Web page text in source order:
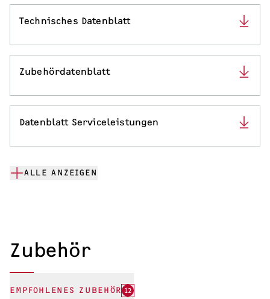
Technisches Datenblatt
Zubehördatenblatt
Datenblatt Serviceleistungen
ALLE ANZEIGEN
Zubehör
EMPFOHLENES ZUBEHÖR 12